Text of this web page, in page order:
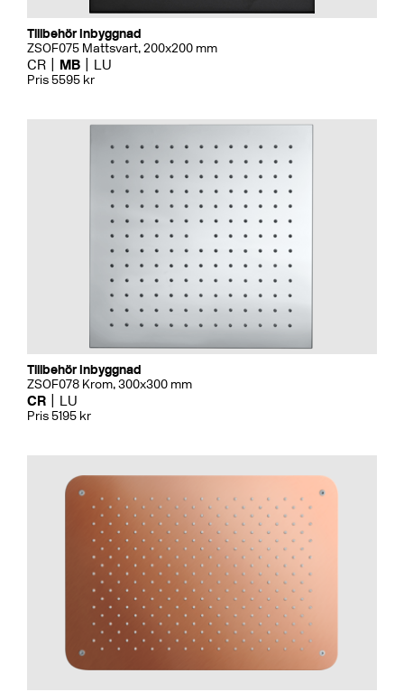
Tillbehör Inbyggnad
ZSOF075 Mattsvart, 200x200 mm
CR MB LU
Pris 5595 kr
Tillbehör Inbyggnad
ZSOF078 Krom, 300x300 mm
CR LU
Pris 5195 kr